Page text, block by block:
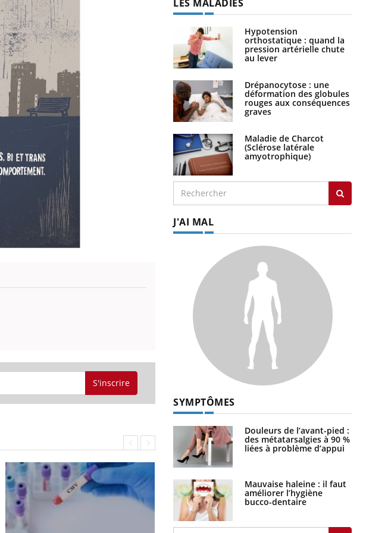
S'inscrire
LES MALADIES
Hypotension
orthostatique : quand la
pression artérielle chute
au lever
Drépanocytose : une
déformation des globules
rouges aux conséquences
graves
Maladie de Charcot
(Sclérose latérale
amyotrophique)
J'AI MAL
SYMPTÔMES
Douleurs de l’avant-pied :
des métatarsalgies à 90 %
liées à problème d’appui
Mauvaise haleine : il faut
améliorer l’hygiène
bucco-dentaire